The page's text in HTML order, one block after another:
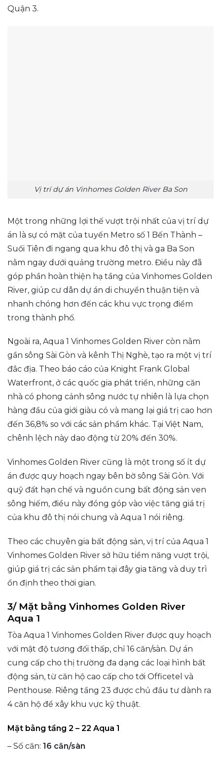
Quận 3.
Vị trí dự án Vinhomes Golden River Ba Son
Một trong những lợi thế vượt trội nhất của vị trí dự
án là sự có mặt của tuyến Metro số 1 Bến Thành –
Suối Tiên đi ngang qua khu đô thị và ga Ba Son
nằm ngay dưới quảng trường metro. Điều này đã
góp phần hoàn thiện hạ tầng của Vinhomes Golden
River, giúp cư dân dự án di chuyển thuận tiện và
nhanh chóng hơn đến các khu vực trọng điểm
trong thành phố.
Ngoài ra, Aqua 1 Vinhomes Golden River còn nằm
gần sông Sài Gòn và kênh Thị Nghè, tạo ra một vị trí
đắc địa. Theo báo cáo của Knight Frank Global
Waterfront, ở các quốc gia phát triển, những căn
nhà có phong cảnh sông nước tự nhiên là lựa chọn
hàng đầu của giới giàu có và mang lại giá trị cao hơn
đến 36,8% so với các sản phẩm khác. Tại Việt Nam,
chênh lệch này dao động từ 20% đến 30%.
Vinhomes Golden River cũng là một trong số ít dự
án được quy hoạch ngay bên bờ sông Sài Gòn. Với
quỹ đất hạn chế và nguồn cung bất động sản ven
sông hiếm, điều này đóng góp vào việc tăng giá trị
của khu đô thị nói chung và Aqua 1 nói riêng.
Theo các chuyên gia bất động sản, vị trí của Aqua 1
Vinhomes Golden River sở hữu tiềm năng vượt trội,
giúp giá trị các sản phẩm tại đây gia tăng và duy trì
ổn định theo thời gian.
3/ Mặt bằng Vinhomes Golden River
Aqua 1
Tòa Aqua 1 Vinhomes Golden River được quy hoạch
với mật độ tương đối thấp, chỉ 16 căn/sàn. Dự án
cung cấp cho thị trường đa dạng các loại hình bất
động sản, từ căn hộ cao cấp cho tới Officetel và
Penthouse. Riêng tầng 23 được chủ đầu tư dành ra
4 căn hộ để xây khu vực kỹ thuật.
Mặt bằng tầng 2 – 22 Aqua 1
– Số căn: 16 căn/sàn